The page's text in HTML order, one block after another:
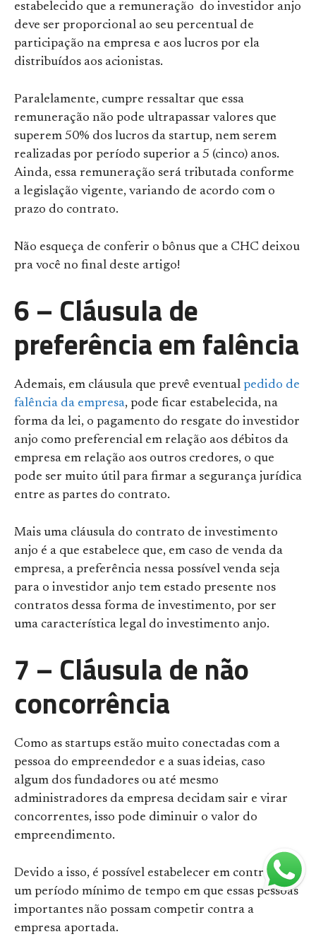
estabelecido que a remuneração do investidor anjo
deve ser proporcional ao seu percentual de
participação na empresa e aos lucros por ela
distribuídos aos acionistas.
Paralelamente, cumpre ressaltar que essa
remuneração não pode ultrapassar valores que
superem 50% dos lucros da startup, nem serem
realizadas por período superior a 5 (cinco) anos.
Ainda, essa remuneração será tributada conforme
a legislação vigente, variando de acordo com o
prazo do contrato.
Não esqueça de conferir o bônus que a CHC deixou
pra você no final deste artigo!
6 – Cláusula de
preferência em falência
Ademais, em cláusula que prevê eventual pedido de
falência da empresa, pode ficar estabelecida, na
forma da lei, o pagamento do resgate do investidor
anjo como preferencial em relação aos débitos da
empresa em relação aos outros credores, o que
pode ser muito útil para firmar a segurança jurídica
entre as partes do contrato.
Mais uma cláusula do contrato de investimento
anjo é a que estabelece que, em caso de venda da
empresa, a preferência nessa possível venda seja
para o investidor anjo tem estado presente nos
contratos dessa forma de investimento, por ser
uma característica legal do investimento anjo.
7 – Cláusula de não
concorrência
Como as startups estão muito conectadas com a
pessoa do empreendedor e a suas ideias, caso
algum dos fundadores ou até mesmo
administradores da empresa decidam sair e virar
concorrentes, isso pode diminuir o valor do
empreendimento.
Devido a isso, é possível estabelecer em contrato
um período mínimo de tempo em que essas pessoas
importantes não possam competir contra a
empresa aportada.